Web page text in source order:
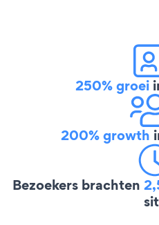
250% groei
200% growth
Bezoekers brachten